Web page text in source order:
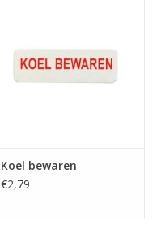
Koel bewaren
€2,79